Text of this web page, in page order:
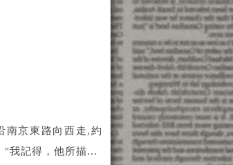
南京東路向西走,約
我記得，他所描...